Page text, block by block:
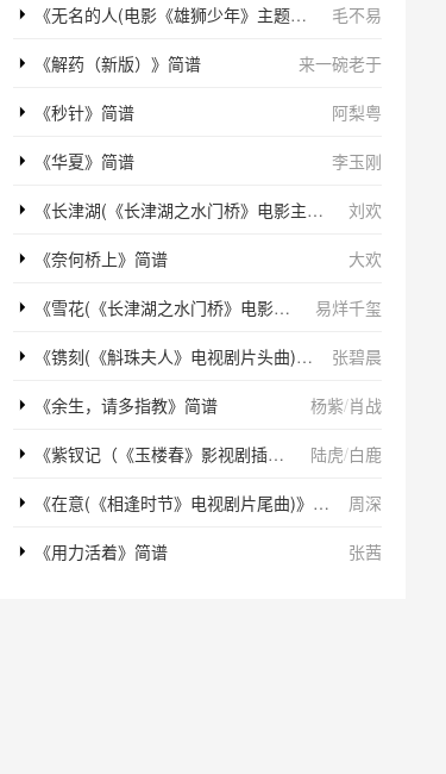
毛不易
《无名的人(电影《雄狮少年》主题曲)》简谱
来一碗老于
《解药（新版）》简谱
阿梨粤
《秒针》简谱
李玉刚
《华夏》简谱
刘欢
《长津湖(《长津湖之水门桥》电影主题歌)》简谱
大欢
《奈何桥上》简谱
易烊千玺
《雪花(《长津湖之水门桥》电影主题歌)》简谱
张碧晨
《镌刻(《斛珠夫人》电视剧片头曲)》简谱
杨紫/肖战
《余生，请多指教》简谱
陆虎/白鹿
《紫钗记（《玉楼春》影视剧插曲）》简谱
周深
《在意(《相逢时节》电视剧片尾曲)》简谱
张茜
《用力活着》简谱